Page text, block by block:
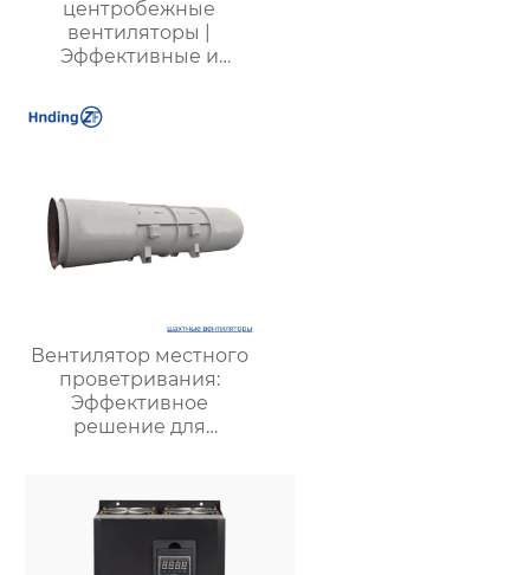
центробежные
вентиляторы |
Эффективные и
решения для
металлургии,
промышленности
Вентилятор местного
проветривания:
Эффективное
решение для
рабочих местах